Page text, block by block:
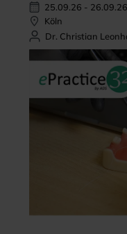
25.09.26 - 26.09.26
Köln
Dr. Christian